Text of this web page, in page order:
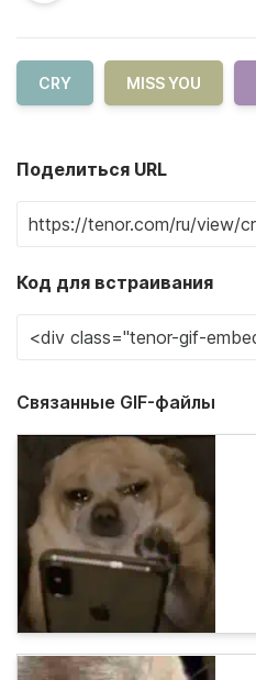
CRY MISS YOU
Поделиться URL
Код для встраивания
Связанные GIF-файлы